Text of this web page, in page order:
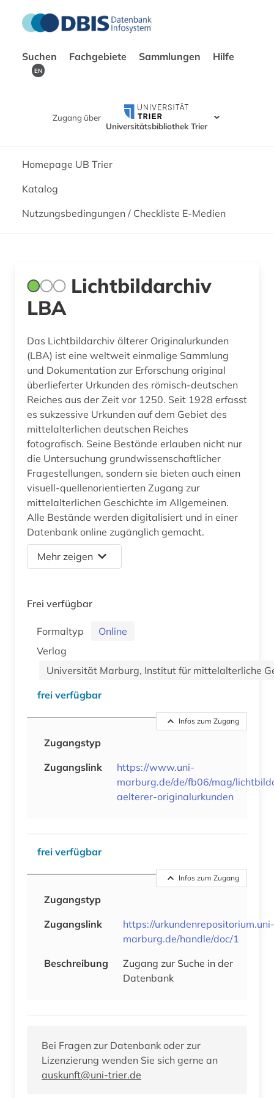
Suchen Fachgebiete Sammlungen Hilfe
EN
Zugang über
Universitätsbibliothek Trier
Homepage UB Trier
Katalog
Nutzungsbedingungen / Checkliste E-Medien
Lichtbildarchiv
LBA
Das Lichtbildarchiv älterer Originalurkunden
(LBA) ist eine weltweit einmalige Sammlung
und Dokumentation zur Erforschung original
überlieferter Urkunden des römisch-deutschen
Reiches aus der Zeit vor 1250. Seit 1928 erfasst
es sukzessive Urkunden auf dem Gebiet des
mittelalterlichen deutschen Reiches
fotografisch. Seine Bestände erlauben nicht nur
die Untersuchung grundwissenschaftlicher
Fragestellungen, sondern sie bieten auch einen
visuell-quellenorientierten Zugang zur
mittelalterlichen Geschichte im Allgemeinen.
Alle Bestände werden digitalisiert und in einer
Datenbank online zugänglich gemacht.
Mehr zeigen
Frei verfügbar
Formaltyp
Online
Verlag
Universität Marburg, Institut für mittelalterliche
frei verfügbar
Infos zum Zugang
Zugangstyp
Zugangslink
https://www.uni-
marburg.de/de/fb06/mag/
aelterer-originalurkunden
frei verfügbar
Infos zum Zugang
Zugangstyp
Zugangslink
https://urkundenrepositorium.uni-
marburg.de/handle/doc/1
Beschreibung
Zugang zur Suche in der
Datenbank
Bei Fragen zur Datenbank oder zur
Lizenzierung wenden Sie sich gerne an
auskunft@uni-trier.de